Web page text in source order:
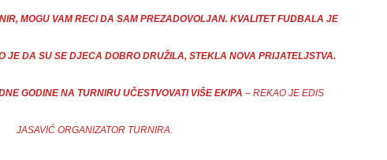
MOGU VAM RECI DA SAM PREZADOVOLJAN. KVALITET FUDBALA JE
JE DA SU SE DJECA DOBRO DRUŽILA, STEKLA NOVA PRIJATELJSTVA.
GODINE NA TURNIRU UČESTVOVATI VIŠE EKIPA – REKAO JE EDIS
JASAVIĆ ORGANIZATOR TURNIRA.